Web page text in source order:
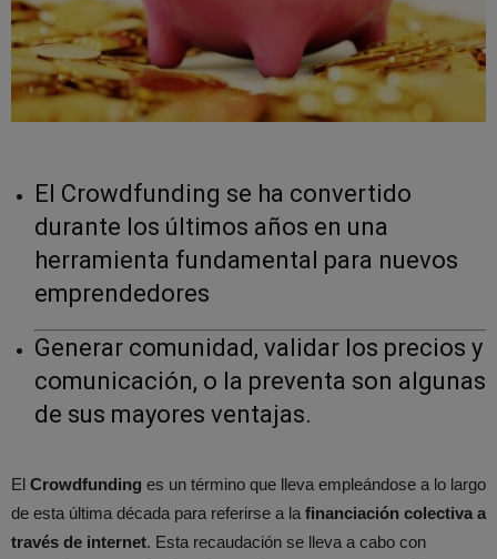
El Crowdfunding se ha convertido
durante los últimos años en una
herramienta fundamental para nuevos
emprendedores
Generar comunidad, validar los precios y
comunicación, o la preventa son algunas
de sus mayores ventajas.
El Crowdfunding es un término que lleva empleándose a lo largo
de esta última década para referirse a la financiación colectiva a
través de internet. Esta recaudación se lleva a cabo con